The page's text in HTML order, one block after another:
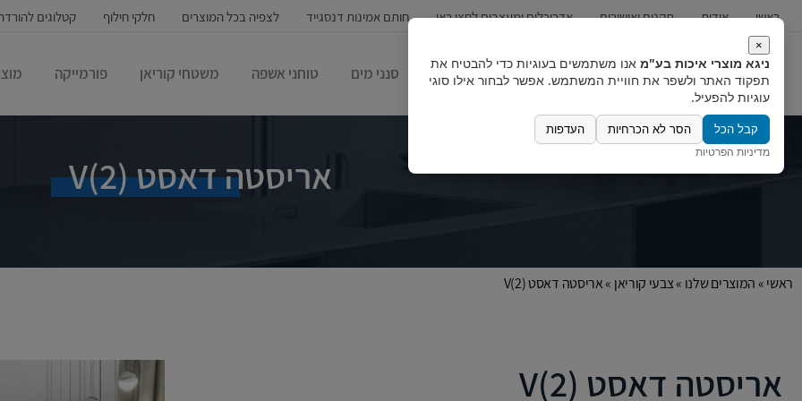
ראשי אודות תקנים ואישורים אדריכלים ומעצבים לחצו כאן חותם אמינות דנסגייד לצפיה בכל המוצרים חלקי חילוף קטלוגים
כיורים ברזים מערכות מים סנני מים טוחני אשפה משטחי קוריאן פורמייקה
אריסטה דאסט (2)V
ראשי»המוצרים שלנו »צבעי קוריאן »אריסטה דאסט (2)V
אריסטה דאסט (2)V
×
ניגא מוצרי איכות בע"מ אנו משתמשים בעוגיות כדי להבטיח את
תפקוד האתר ולשפר את חוויית המשתמש. אפשר לבחור אילו סוגי
עוגיות להפעיל.
קבל הכל הסר לא הכרחיות העדפות
מדיניות הפרטיות